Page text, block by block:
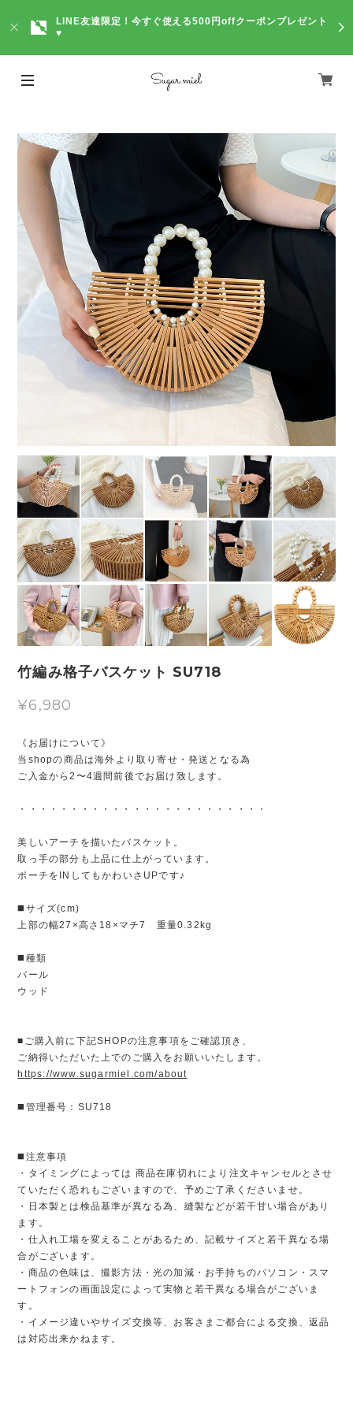
LINE友達限定！今すぐ使える500円offクーポンプレゼント
♥
竹編み格子バスケット SU718
¥6,980
《お届けについて》
当shopの商品は海外より取り寄せ・発送となる為
ご入金から2〜4週間前後でお届け致します。
・・・・・・・・・・・・・・・・・・・・・・・・
美しいアーチを描いたバスケット。
取っ手の部分も上品に仕上がっています。
ポーチをINしてもかわいさUPです♪
◼️サイズ(cm)
上部の幅27×高さ18×マチ7 重量0.32kg
◼️種類
パール
ウッド
■ご購入前に下記SHOPの注意事項をご確認頂き、
ご納得いただいた上でのご購入をお願いいたします。
https://www.sugarmiel.com/about
◼️管理番号：SU718
◼️注意事項
・タイミングによっては 商品在庫切れにより注文キャンセルとさせ
ていただく恐れもございますので、予めご了承くださいませ。
・日本製とは検品基準が異なる為、縫製などが若干甘い場合があり
ます。
・仕入れ工場を変えることがあるため、記載サイズと若干異なる場
合がございます。
・商品の色味は、撮影方法・光の加減・お手持ちのパソコン・スマ
ートフォンの画面設定によって実物と若干異なる場合がございま
す。
・イメージ違いやサイズ交換等、お客さまご都合による交換、返品
は対応出来かねます。